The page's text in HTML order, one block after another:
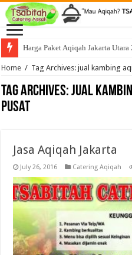
Harga Paket Aqiqah Jakarta Utara
Home / Tag Archives: jual kambing
Tag Archives:jual
pusat
Jasa Aqiqah Jakarta
July 26, 2016 Catering Aqiqah